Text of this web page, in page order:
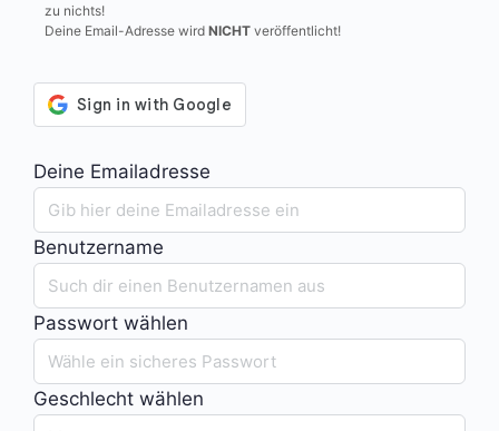
zu nichts!
Deine Email-Adresse wird NICHT veröffentlicht!
Deine Emailadresse
Benutzername
Passwort wählen
Geschlecht wählen